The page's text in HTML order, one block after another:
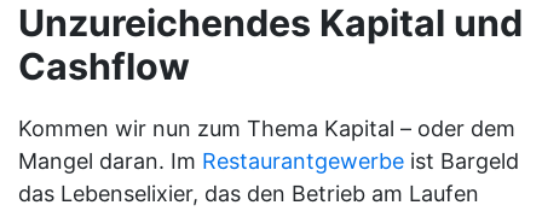
Unzureichendes Kapital und
Cashflow
Kommen wir nun zum Thema Kapital – oder dem
Mangel daran. Im Restaurantgewerbe ist Bargeld
das Lebenselixier, das den Betrieb am Laufen